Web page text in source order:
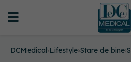
DCMedical›Lifestyle›Stare de bine›